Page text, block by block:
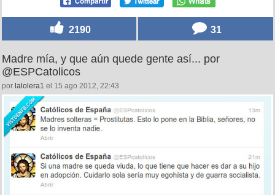
2190 31
Madre mía, y que aún quede gente así... por
@ESPCatolicos
por lalolera1 el 15 ago 2012, 22:43